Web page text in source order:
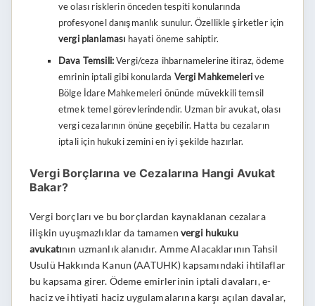
ve olası risklerin önceden tespiti konularında
profesyonel danışmanlık sunulur. Özellikle şirketler için
vergi planlaması hayati öneme sahiptir.
Dava Temsili:Vergi/ceza ihbarnamelerine itiraz, ödeme
emrinin iptali gibi konularda Vergi Mahkemelerive
Bölge İdare Mahkemeleri önünde müvekkili temsil
etmek temel görevlerindendir. Uzman bir avukat, olası
vergi cezalarının önüne geçebilir. Hatta bu cezaların
iptali için hukuki zemini en iyi şekilde hazırlar.
Vergi Borçlarına ve Cezalarına Hangi Avukat
Bakar?
Vergi borçları ve bu borçlardan kaynaklanan cezalara
ilişkin uyuşmazlıklar da tamamen vergi hukuku
avukatının uzmanlık alanıdır. Amme Alacaklarının Tahsil
Usulü Hakkında Kanun (AATUHK) kapsamındaki ihtilaflar
bu kapsama girer. Ödeme emirlerinin iptali davaları, e-
haciz ve ihtiyati haciz uygulamalarına karşı açılan davalar,